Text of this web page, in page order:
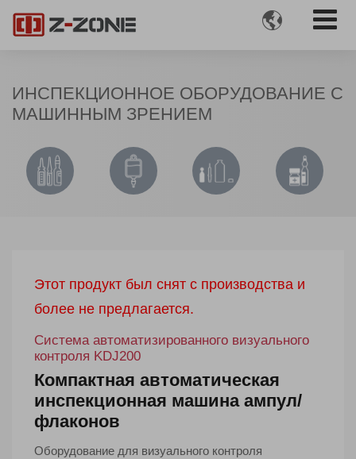

ИНСПЕКЦИОННОЕ ОБОРУДОВАНИЕ С
МАШИННЫМ ЗРЕНИЕМ
Этот продукт был снят с производства и
более не предлагается.
Система автоматизированного визуального
контроля KDJ200
Компактная автоматическая
инспекционная машина ампул/
флаконов
Оборудование для визуального контроля